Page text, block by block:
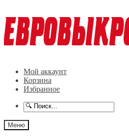
к
навигации
к
содержимому
Мой аккаунт
Корзина
Избранное
Меню